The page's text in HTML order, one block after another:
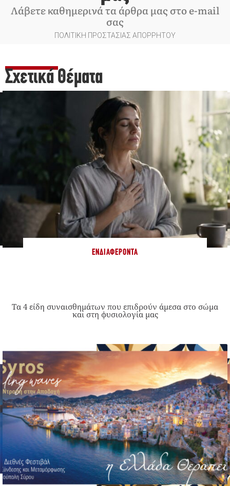
Λάβετε καθημερινά τα άρθρα μας στο e-mail
σας
ΠΟΛΙΤΙΚΗ ΠΡΟΣΤΑΣΙΑΣ ΑΠΟΡΡΗΤΟΥ
Σχετικά Θέματα
ΕΝΔΙΑΦΈΡΟΝΤΑ
Τα 4 είδη συναισθημάτων που επιδρούν άμεσα στο σώμα
και στη φυσιολογία μας